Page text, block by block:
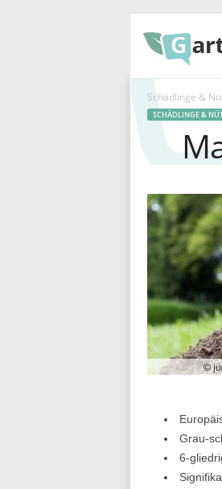
Schädlinge &
SCHÄDLINGE &
Grau-
6-